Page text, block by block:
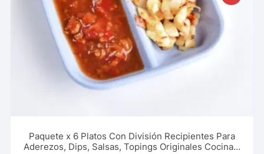
Paquete x 6 Platos Con División Recipientes Para
Aderezos, Dips, Salsas, Topings Originales Cocina y